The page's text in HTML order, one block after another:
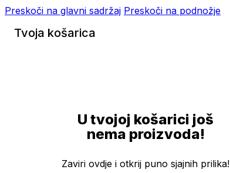
Preskoči na glavni sadržaj Preskoči na podnožje
Tvoja košarica
U tvojoj košarici još
nema proizvoda!
Zaviri ovdje i otkrij puno sjajnih prilika!